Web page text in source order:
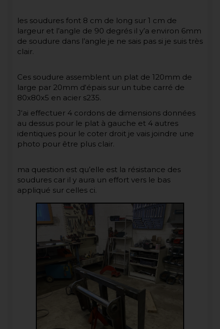
les soudures font 8 cm de long sur 1 cm de
largeur et l’angle de 90 degrés il y’a environ 6mm
de soudure dans l’angle je ne sais pas si je suis très
clair.
Ces soudure assemblent un plat de 120mm de
large par 20mm d‘épais sur un tube carré de
80x80x5 en acier s235.
J‘ai effectuer 4 cordons de dimensions données
au dessus pour le plat à gauche et 4 autres
identiques pour le coter droit je vais joindre une
photo pour être plus clair.
ma question est qu’elle est la résistance des
soudures car il y aura un effort vers le bas
appliqué sur celles ci.